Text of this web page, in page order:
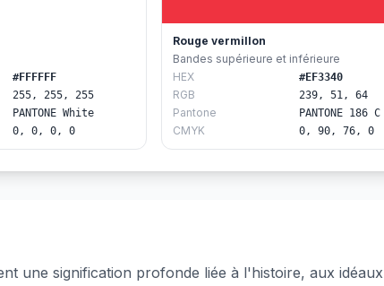
#FFFFFF
255, 255, 255
PANTONE White
0, 0, 0, 0
Rouge vermillon
Bandes supérieure et inférieure
HEX
#EF3340
RGB 239, 51, 64
Pantone PANTONE 186 C
CMYK 0, 90, 76, 0
une signification profonde liée à l'histoire, aux idéaux